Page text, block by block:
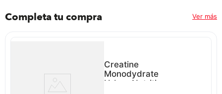
crecimiento o a reparar tejidos corporales, y también
pueden ser una fuente de energía. Los aminoácidos son
practicas algún deporte o simplemente quieres estar
saludable, esta premezcla te ayudará a conseguir tus
requerimientos diarios de nutrientes, necesarios para
recuperarte y mantenerte durante el día.
Completa tu compra Ver más
Creatine
Monodydrate
Urban Nutrition